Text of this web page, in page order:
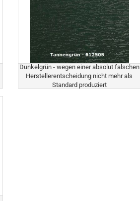
Dunkelgrün - wegen einer absolut falschen
Herstellerentscheidung nicht mehr als
Standard produziert